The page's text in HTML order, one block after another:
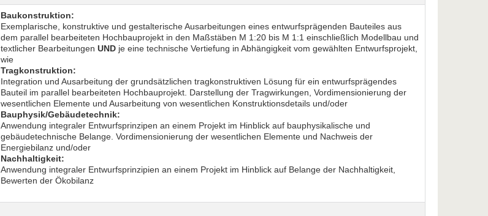
Baukonstruktion:
Exemplarische, konstruktive und gestalterische Ausarbeitungen eines entwurfsprägenden Bauteiles aus
dem parallel bearbeiteten Hochbauprojekt in den Maßstäben M 1:20 bis M 1:1 einschließlich Modellbau und
textlicher Bearbeitungen UNDje eine technische Vertiefung in Abhängigkeit vom gewählten Entwurfsprojekt,
wie
Tragkonstruktion:
Integration und Ausarbeitung der grundsätzlichen tragkonstruktiven Lösung für ein entwurfsprägendes
Bauteil im parallel bearbeiteten Hochbauprojekt. Darstellung der Tragwirkungen, Vordimensionierung der
wesentlichen Elemente und Ausarbeitung von wesentlichen Konstruktionsdetails und/oder
Bauphysik/Gebäudetechnik:
Anwendung integraler Entwurfsprinzipen an einem Projekt im Hinblick auf bauphysikalische und
gebäudetechnische Belange. Vordimensionierung der wesentlichen Elemente und Nachweis der
Energiebilanz und/oder
Nachhaltigkeit:
Anwendung integraler Entwurfsprinzipien an einem Projekt im Hinblick auf Belange der Nachhaltigkeit,
Bewerten der Ökobilanz